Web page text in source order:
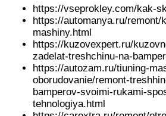
https://vseprokley.com/kak-
https://automanya.ru/remont/
mashiny.html
https://kuzovexpert.ru/
zadelat-treshchinu-na-
https://autozam.ru/tiuning-
oborudovanie/remont-
bamperov-svoimi-rukami-
tehnologiya.html